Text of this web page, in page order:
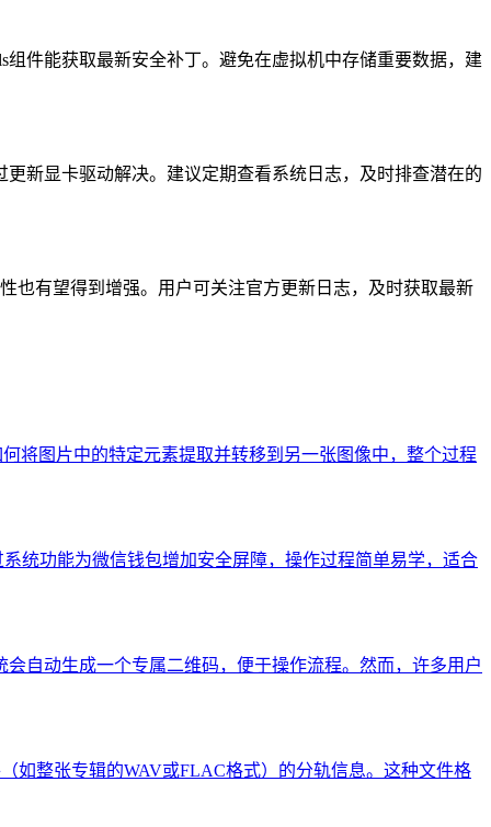
件能获取最新安全补丁。避免在虚拟机中存储重要数据，建
新显卡驱动解决。建议定期查看系统日志，及时排查潜在的
也有望得到增强。用户可关注官方更新日志，及时获取最新
将图片中的特定元素提取并转移到另一张图像中，整个过程
统功能为微信钱包增加安全屏障，操作过程简单易学，适合
自动生成一个专属二维码，便于操作流程。然而，许多用户
如整张专辑的WAV或FLAC格式）的分轨信息。这种文件格